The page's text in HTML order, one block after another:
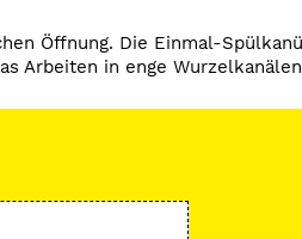
Öffnung. Die Einmal-
Arbeiten in enge